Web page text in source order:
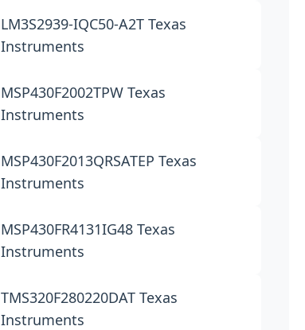
LM3S2939-IQC50-A2TTexas
Instruments
MSP430F2002TPWTexas
Instruments
MSP430F2013QRSATEPTexas
Instruments
MSP430FR4131IG48Texas
Instruments
TMS320F280220DATTexas
Instruments